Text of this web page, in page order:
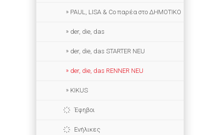
PAUL, LISA & Co παρέα στο ΔΗΜΟΤΙΚΟ
der, die, das
der, die, das STARTER NEU
der, die, das RENNER NEU
KIKUS
Έφηβοι
Ενήλικες